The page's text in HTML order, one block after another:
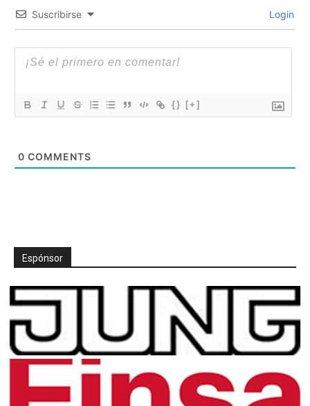
Suscribirse Login
{} [+]
0 COMMENTS
Espónsor